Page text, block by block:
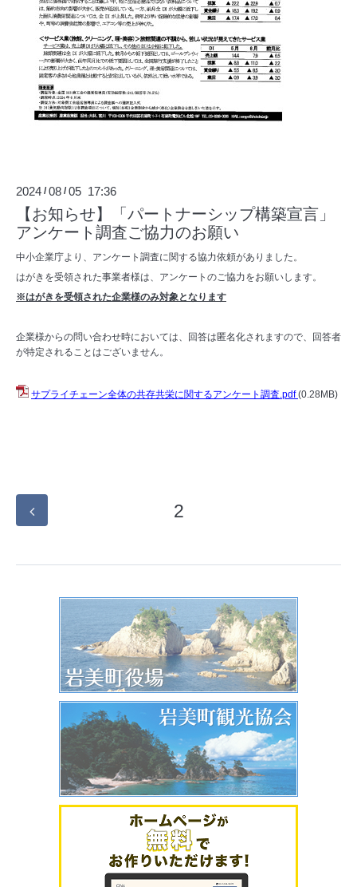
2024 /08 /05 17:36
【お知らせ】「パートナーシップ構築宣言」
アンケート調査ご協力のお願い
中小企業庁より、アンケート調査に関する協力依頼がありました。
はがきを受領された事業者様は、アンケートのご協力をお願いします。
※はがきを受領された企業様のみ対象となります
企業様からの問い合わせ時においては、回答は匿名化されますので、回答者
が特定されることはございません。
サプライチェーン全体の共存共栄に関するアンケート調査.pdf (0.28MB)
2